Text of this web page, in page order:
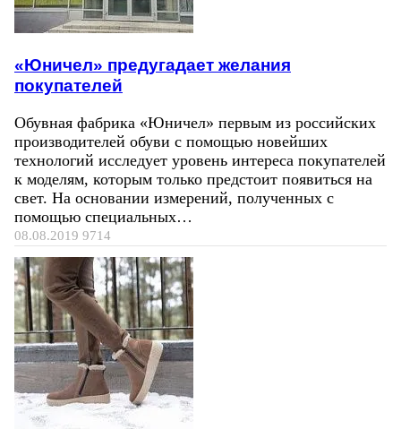
«Юничел» предугадает желания
покупателей
Обувная фабрика «Юничел» первым из российских
производителей обуви с помощью новейших
технологий исследует уровень интереса покупателей
к моделям, которым только предстоит появиться на
свет. На основании измерений, полученных с
помощью специальных…
08.08.2019 9714